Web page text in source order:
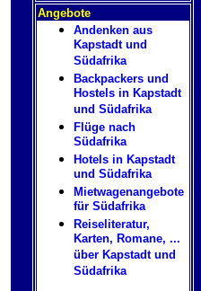
Angebote
Andenken aus
Kapstadt und
Südafrika
Backpackers und
Hostels in Kapstadt
und Südafrika
Flüge nach
Südafrika
Hotels in Kapstadt
und Südafrika
Mietwagenangebote
für Südafrika
Reiseliteratur,
Karten, Romane, ...
über Kapstadt und
Südafrika